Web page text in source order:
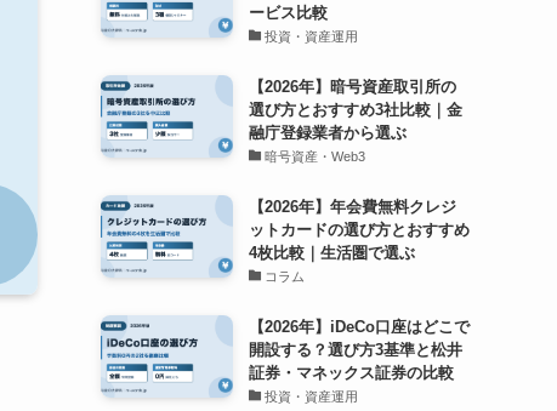
ービス比較
投資・資産運用
【2026年】暗号資産取引所の
選び方とおすすめ3社比較｜金
融庁登録業者から選ぶ
暗号資産・Web3
【2026年】年会費無料クレジ
ットカードの選び方とおすすめ
4枚比較｜生活圏で選ぶ
コラム
【2026年】iDeCo口座はどこで
開設する？選び方3基準と松井
証券・マネックス証券の比較
投資・資産運用